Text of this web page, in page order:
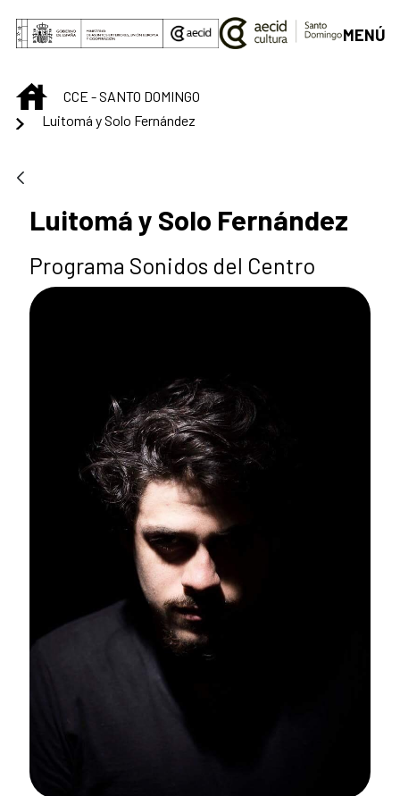
Saltar al contenido principal
MENÚ
INICIOCCE - SANTO DOMINGO
Luitomá y Solo Fernández
Luitomá y Solo Fernández
Programa Sonidos del Centro